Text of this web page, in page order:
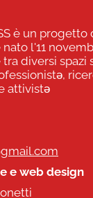
è un
l'11
diversi spazi
attivistə
e web design